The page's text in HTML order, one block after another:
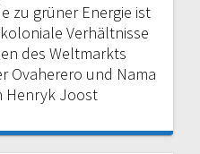
zu grüner Energie ist
Verhältnisse
des Weltmarkts
Ovaherero und Nama
Henryk Joost